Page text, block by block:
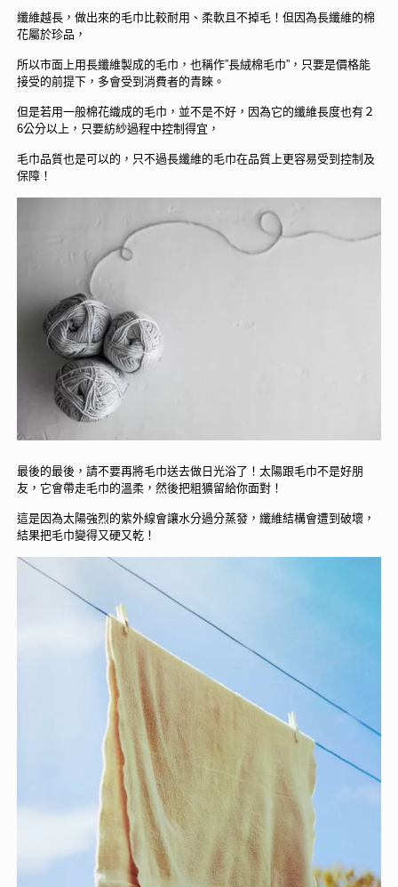
纖維越長，做出來的毛巾比較耐用、柔軟且不掉毛！但因為長纖維的棉
花屬於珍品，
所以市面上用長纖維製成的毛巾，也稱作”長絨棉毛巾”，只要是價格能
接受的前提下，多會受到消費者的青睞。
但是若用一般棉花織成的毛巾，並不是不好，因為它的纖維長度也有２
6公分以上，只要紡紗過程中控制得宜，
毛巾品質也是可以的，只不過長纖維的毛巾在品質上更容易受到控制及
保障！
最後的最後，請不要再將毛巾送去做日光浴了！太陽跟毛巾不是好朋
友，它會帶走毛巾的溫柔，然後把粗獷留給你面對！
這是因為太陽強烈的紫外線會讓水分過分蒸發，纖維結構會遭到破壞，
結果把毛巾變得又硬又乾！